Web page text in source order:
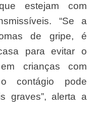
estejam com
“Se a
de gripe, é
para evitar o
crianças com
contágio pode
graves”, alerta a